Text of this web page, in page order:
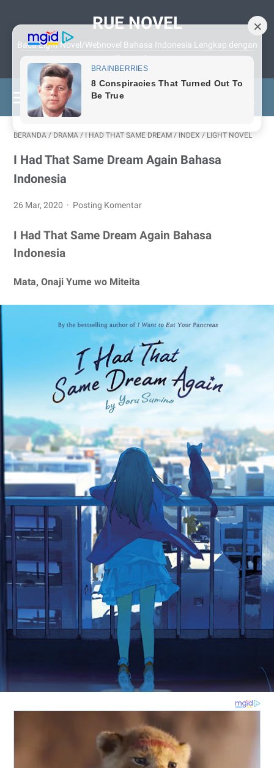
RUE NOVEL
Baca Light Novel/Webnovel Bahasa Indonesia Lengkap dengan
Illustrasinya
BERANDA / DRAMA / I HAD THAT SAME DREAM / INDEX / LIGHT NOVEL
I Had That Same Dream Again Bahasa
Indonesia
26 Mar, 2020 Posting Komentar
I Had That Same Dream Again Bahasa
Indonesia
Mata, Onaji Yume wo Miteita